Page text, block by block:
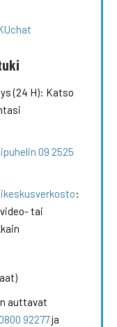
(24 H): Katso
09 2525
:
tai
auttavat
92277ja